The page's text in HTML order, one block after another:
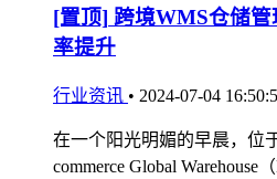
[置顶] 跨境WMS仓储
率提升
行业资讯 • 2024-07-04
在一个阳光明媚的早晨，位
commerce Global